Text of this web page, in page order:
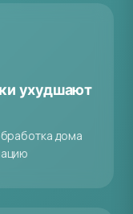
ухудшают
дома